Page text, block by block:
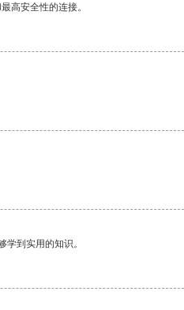
高安全性的连接。
到实用的知识。